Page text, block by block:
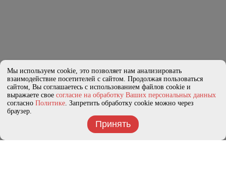
Мы используем cookie, это позволяет нам анализировать
взаимодействие посетителей с сайтом. Продолжая пользоваться
сайтом, Вы соглашаетесь с использованием файлов cookie и
выражаете свое согласие на обработку Ваших персональных данных
согласно Политике. Запретить обработку cookie можно через
браузер.
Принять